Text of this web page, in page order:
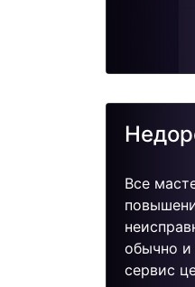
Все
обычно и
сервис